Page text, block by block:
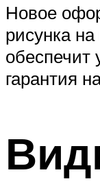
Новое
рисунка на
обеспечит
гарантия